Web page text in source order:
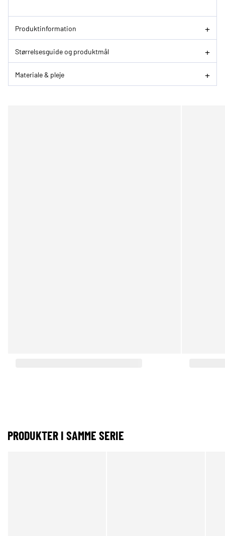
Produktinformation
Størrelsesguide og produktmål
Materiale & pleje
PRODUKTER I SAMME SERIE